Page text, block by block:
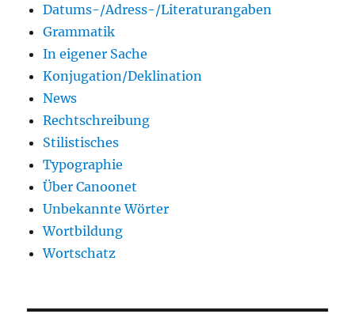
Datums-/Adress-/Literaturangaben
Grammatik
In eigener Sache
Konjugation/Deklination
News
Rechtschreibung
Stilistisches
Typographie
Über Canoonet
Unbekannte Wörter
Wortbildung
Wortschatz